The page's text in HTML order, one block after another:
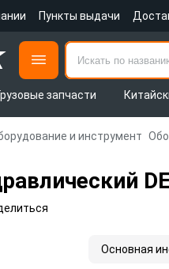
Пункты выдачи
запчасти
и инструмент
Основная